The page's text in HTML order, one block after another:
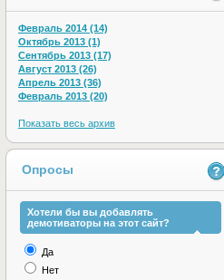
Февраль 2014 (14)
Октябрь 2013 (1)
Сентябрь 2013 (17)
Август 2013 (26)
Апрель 2013 (36)
Февраль 2013 (20)
Показать весь архив
Опросы
Хотели бы вы добавлять
демотиваторы на этот сайт?
Да
Нет